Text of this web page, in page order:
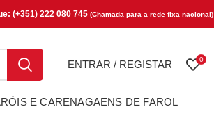
(+351) 222 080 745 (Chamada para a rede fixa nacional)
ENTRAR / REGISTAR 0
E CARENAGAENS DE FAROL